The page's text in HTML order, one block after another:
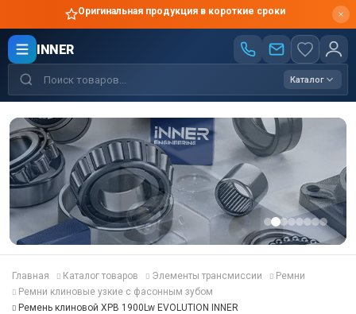
Оригинальная продукция в короткие сроки
INNER
Каталог
Главная Каталог товаров Элементы трансмиссии
Ремни
Ремни клиновые узкие с фасонным зубом
Ремень клиновой XPB 1900Lw EVOLUTION INNER